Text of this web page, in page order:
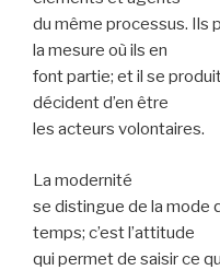
du même processus. Ils
la mesure où ils en
font partie; et il se
décident d’en être
les acteurs volontaires.
La modernité
se distingue de la mode
temps; c’est l’attitude
qui permet de saisir ce